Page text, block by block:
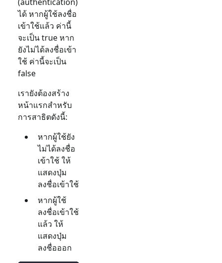
ได้ หากผู้ใช้ลงชื่อ
เข้าใช้แล้ว ค่านี้
จะเป็น true หาก
ยังไม่ได้ลงชื่อเข้า
ใช้ ค่านี้จะเป็น
false
เรายังต้องสร้าง
หน้าแรกสำหรับ
การสาธิตดังนี้:
หากผู้ใช้ยัง
ไม่ได้ลงชื่อ
เข้าใช้ ให้
แสดงปุ่ม
ลงชื่อเข้าใช้
หากผู้ใช้
ลงชื่อเข้าใช้
แล้ว ให้
แสดงปุ่ม
ลงชื่อออก